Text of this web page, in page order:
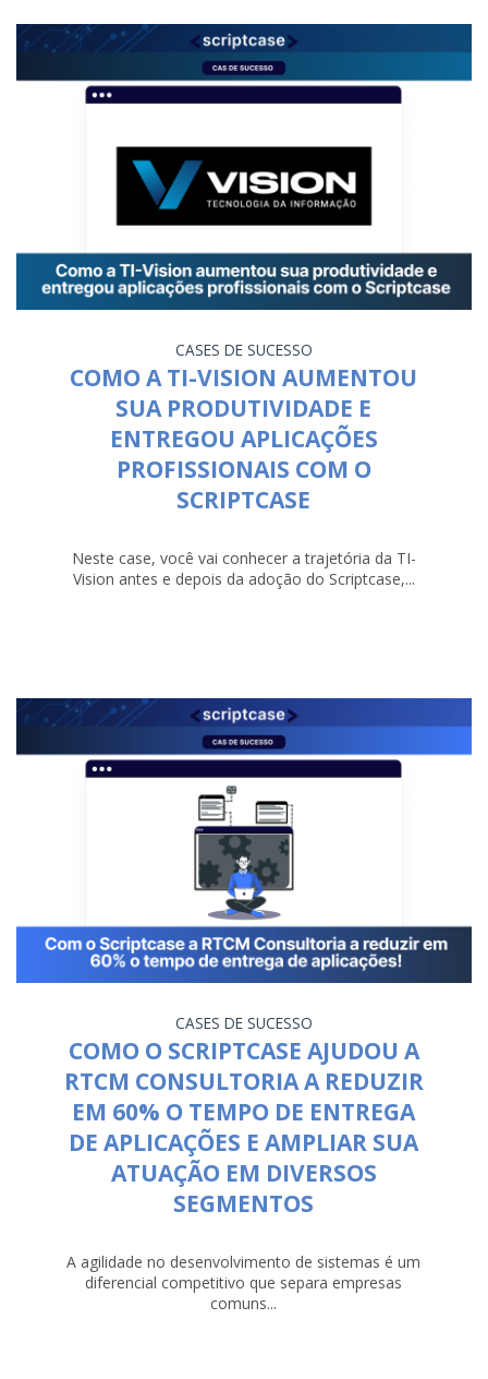
CASES DE SUCESSO
COMO A TI-VISION AUMENTOU
SUA PRODUTIVIDADE E
ENTREGOU APLICAÇÕES
PROFISSIONAIS COM O
SCRIPTCASE
Neste case, você vai conhecer a trajetória da TI-
Vision antes e depois da adoção do Scriptcase,...
CASES DE SUCESSO
COMO O SCRIPTCASE AJUDOU A
RTCM CONSULTORIA A REDUZIR
EM 60% O TEMPO DE ENTREGA
DE APLICAÇÕES E AMPLIAR SUA
ATUAÇÃO EM DIVERSOS
SEGMENTOS
A agilidade no desenvolvimento de sistemas é um
diferencial competitivo que separa empresas
comuns...